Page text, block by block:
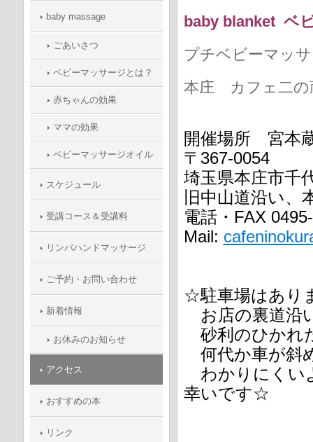
baby blanket ベ
プチベビーマッ
本庄 カフェ二の
開催場所 宮本
〒367-0054
埼玉県本庄市千
旧中山道沿い、
電話・FAX
Mail:
☆駐車場はあり
お店の裏道沿
砂利のひかれ
何代か車が斜
わかりにくい
幸いです☆
baby massage
ごあいさつ
ベビーマッサージとは？
赤ちゃんの効果
ママの効果
ベビーマッサージオイル
スケジュール
受講コース＆受講料
リンパハンドマッサージ
ご予約・お問い合わせ
新着情報
お休みのお知らせ
アクセス
おすすめの本
リンク